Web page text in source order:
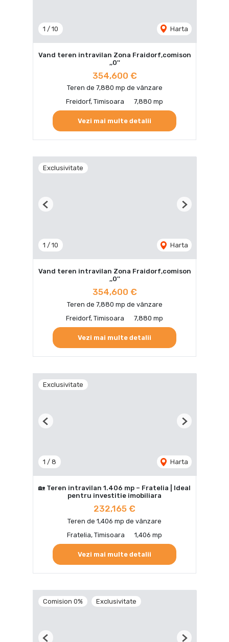
1 / 10 Harta
Vand teren intravilan Zona Fraidorf,comison
,,0''
354,600 €
Teren de 7,880 mp de vânzare
Freidorf, Timisoara
7,880 mp
Vezi mai multe detalii
Exclusivitate
1 / 10 Harta
Previous Next
Vand teren intravilan Zona Fraidorf,comison
,,0''
354,600 €
Teren de 7,880 mp de vânzare
Freidorf, Timisoara
7,880 mp
Vezi mai multe detalii
Exclusivitate
1 / 8 Harta
Previous Next
🏡 Teren intravilan 1.406 mp – Fratelia | Ideal
pentru investitie imobiliara
232,165 €
Teren de 1,406 mp de vânzare
Fratelia, Timisoara
1,406 mp
Vezi mai multe detalii
Comision 0% Exclusivitate